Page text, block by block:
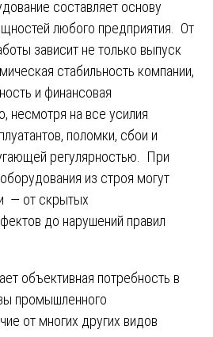
составляет основу
любого предприятия. От
зависит не только выпуск
стабильность компании,
и финансовая
несмотря на все усилия
поломки, сбои и
регулярностью. При
из строя могут
— от скрытых
до нарушений правил
объективная потребность в
промышленного
от многих других видов